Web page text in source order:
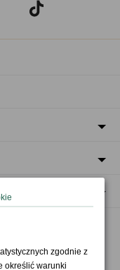
zgodnie z
określić warunki